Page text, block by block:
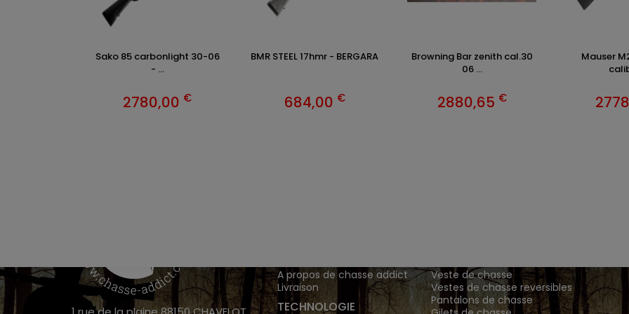
Sako 85 carbonlight 30-06
- ...
2780,00 €
BMR STEEL 17hmr - BERGARA
684,00 €
Browning Bar zenith cal.30
06 ...
2880,65 €
Mauser
A propos de chasse addict
Livraison
TECHNOLOGIE
Veste de chasse
Vestes de chasse reversibles
Pantalons de chasse